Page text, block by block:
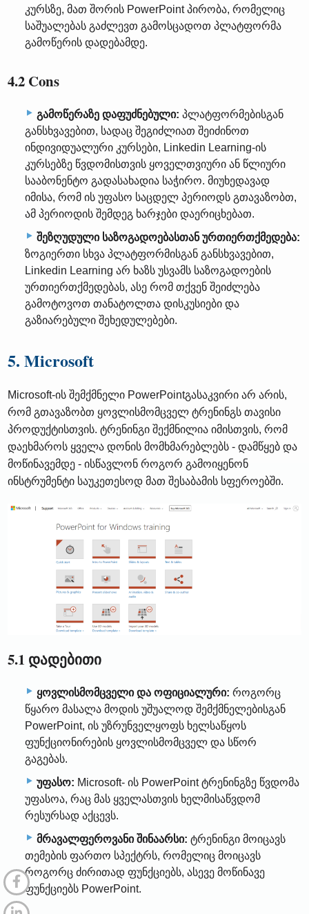
კურსზე, მათ შორის PowerPoint პირობა, რომელიც
საშუალებას გაძლევთ გამოსცადოთ პლატფორმა
გამოწერის დადებამდე.
4.2 Cons
გამოწერაზე დაფუძნებული: პლატფორმებისგან
განსხვავებით, სადაც შეგიძლიათ შეიძინოთ
ინდივიდუალური კურსები, Linkedin Learning-ის
კურსებზე წვდომისთვის ყოველთვიური ან წლიური
სააბონენტო გადასახადია საჭირო. მიუხედავად
იმისა, რომ ის უფასო საცდელ პერიოდს გთავაზობთ,
ამ პერიოდის შემდეგ ხარჯები დაერიცხებათ.
შეზღუდული საზოგადოებასთან ურთიერთქმედება:
ზოგიერთი სხვა პლატფორმისგან განსხვავებით,
Linkedin Learning არ ხაზს უსვამს საზოგადოების
ურთიერთქმედებას, ასე რომ თქვენ შეიძლება
გამოტოვოთ თანატოლთა დისკუსიები და
გაზიარებული შეხედულებები.
5. Microsoft
Microsoft-ის შემქმნელი PowerPointგასაკვირი არ არის,
რომ გთავაზობთ ყოვლისმომცველ ტრენინგს თავისი
პროდუქტისთვის. ტრენინგი შექმნილია იმისთვის, რომ
დაეხმაროს ყველა დონის მომხმარებლებს - დამწყებ და
მოწინავემდე - ისწავლონ როგორ გამოიყენონ
ინსტრუმენტი საუკეთესოდ მათ შესაბამის სფეროებში.
5.1 დადებითი
ყოვლისმომცველი და ოფიციალური: როგორც
წყარო მასალა მოდის უშუალოდ შემქმნელებისგან
PowerPoint, ის უზრუნველყოფს ხელსაწყოს
ფუნქციონირების ყოვლისმომცველ და სწორ
გაგებას.
უფასო: Microsoft- ის PowerPoint ტრენინგზე წვდომა
უფასოა, რაც მას ყველასთვის ხელმისაწვდომ
რესურსად აქცევს.
მრავალფეროვანი შინაარსი: ტრენინგი მოიცავს
თემების ფართო სპექტრს, რომელიც მოიცავს
როგორც ძირითად ფუნქციებს, ასევე მოწინავე
ფუნქციებს PowerPoint.